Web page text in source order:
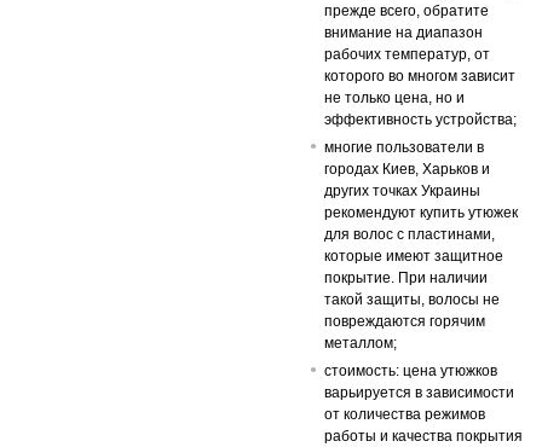
прежде всего, обратите
внимание на диапазон
рабочих температур, от
которого во многом зависит
не только цена, но и
эффективность устройства;
многие пользователи в
городах Киев, Харьков и
других точках Украины
рекомендуют купить утюжек
для волос с пластинами,
которые имеют защитное
покрытие. При наличии
такой защиты, волосы не
повреждаются горячим
металлом;
стоимость: цена утюжков
варьируется в зависимости
от количества режимов
работы и качества покрытия